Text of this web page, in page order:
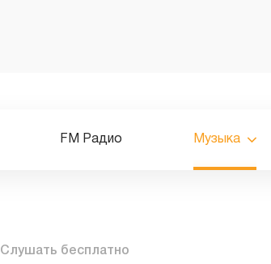
FM Радио Музыка
Слушать бесплатно